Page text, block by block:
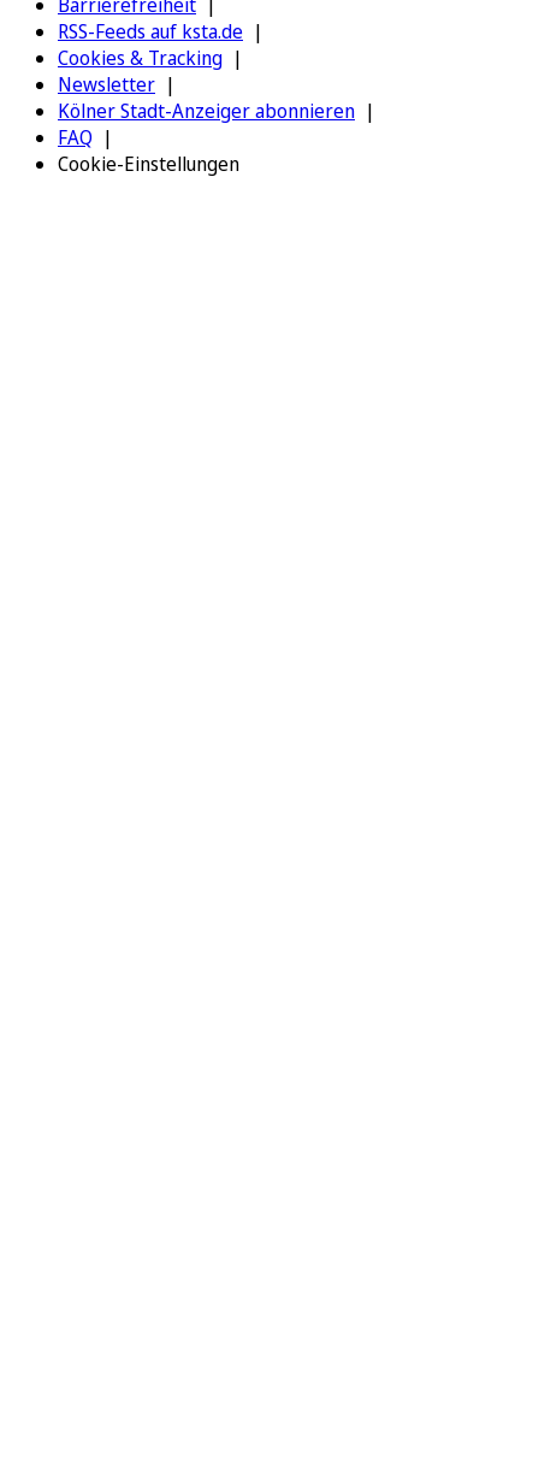
RSS-Feeds auf ksta.de
Cookies & Tracking
Newsletter
Kölner Stadt-Anzeiger abonnieren
FAQ
Cookie-Einstellungen